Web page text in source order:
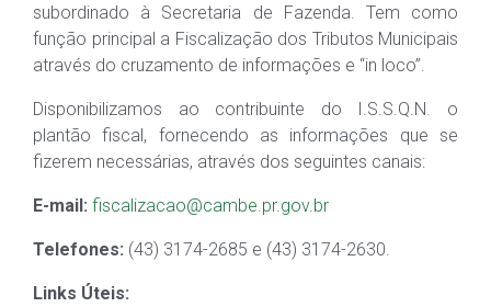
subordinado à Secretaria de Fazenda. Tem como
função principal a Fiscalização dos Tributos Municipais
através do cruzamento de informações e “in loco”.
Disponibilizamos ao contribuinte do I.S.S.Q.N. o
plantão fiscal, fornecendo as informações que se
fizerem necessárias, através dos seguintes canais:
E-mail: fiscalizacao@cambe.pr.gov.br
Telefones: (43) 3174-2685 e (43) 3174-2630.
Links Úteis: